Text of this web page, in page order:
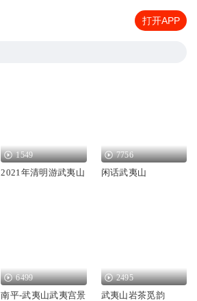
打开APP
1549
2021年清明游武夷山
7756
闲话武夷山
6499
南平-武夷山武夷宫景
2495
武夷山岩茶觅韵